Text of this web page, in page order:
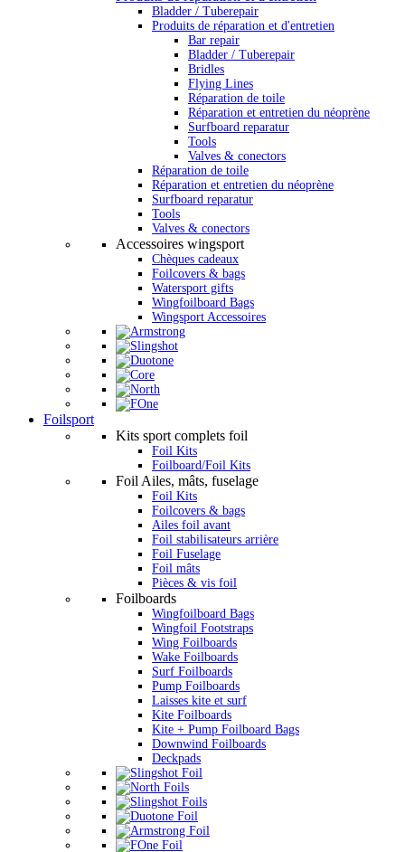
Bladder / Tuberepair
Produits de réparation et d'entretien
Bar repair
Bladder / Tuberepair
Bridles
Flying Lines
Réparation de toile
Réparation et entretien du néoprène
Surfboard reparatur
Tools
Valves & conectors
Réparation de toile
Réparation et entretien du néoprène
Surfboard reparatur
Tools
Valves & conectors
Accessoires wingsport
Chèques cadeaux
Foilcovers & bags
Watersport gifts
Wingfoilboard Bags
Wingsport Accessoires
Foilsport
Kits sport complets foil
Foil Kits
Foilboard/Foil Kits
Foil Ailes, mâts, fuselage
Foil Kits
Foilcovers & bags
Ailes foil avant
Foil stabilisateurs arrière
Foil Fuselage
Foil mâts
Pièces & vis foil
Foilboards
Wingfoilboard Bags
Wingfoil Footstraps
Wing Foilboards
Wake Foilboards
Surf Foilboards
Pump Foilboards
Laisses kite et surf
Kite Foilboards
Kite + Pump Foilboard Bags
Downwind Foilboards
Deckpads